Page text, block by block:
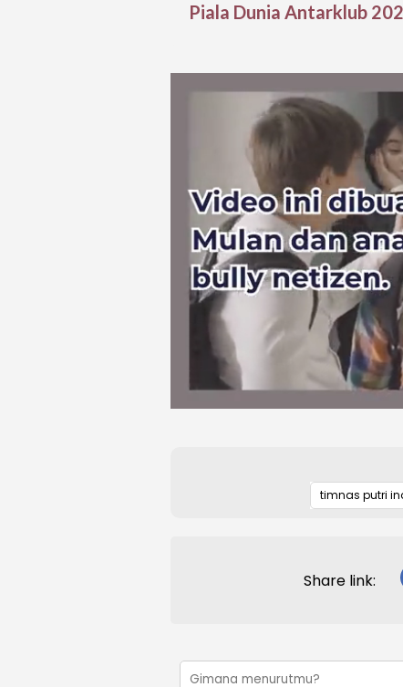
Piala Dunia Antarklub
timnas putri
Share link: